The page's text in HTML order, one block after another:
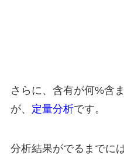
さらに、含有が何%含
が、 定量分析です。
分析結果がでるまでに